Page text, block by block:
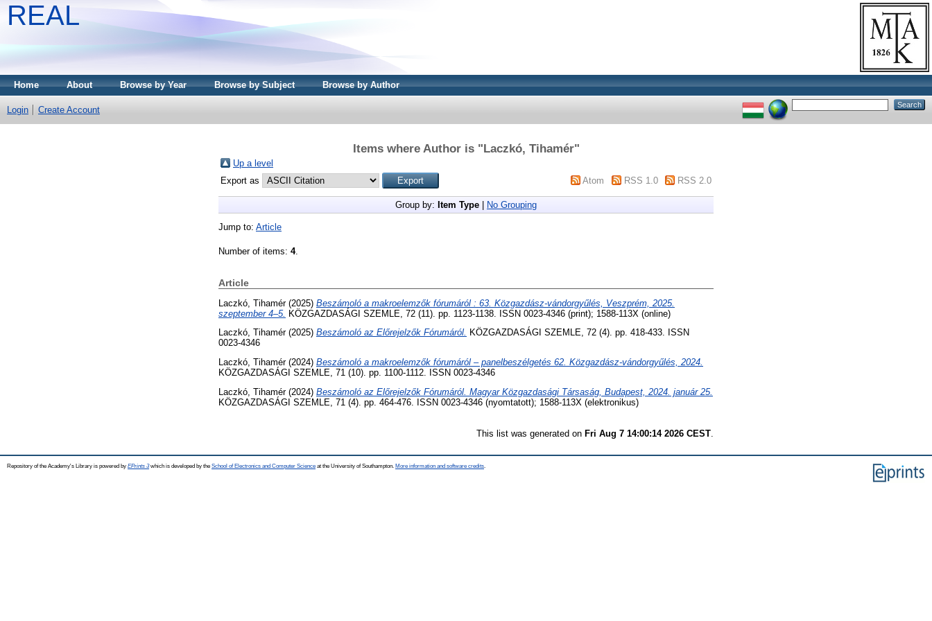
REAL
Home About Browse by Year Browse by Subject Browse by Author
Login Create Account
Items where Author is "Laczkó, Tihamér"
Up a level
Export as
Atom RSS 1.0 RSS 2.0
Group by: Item Type No Grouping
Jump to: Article
Number of items: 4.
Article
Laczkó, Tihamér(2025) Beszámoló a makroelemzők fórumáról : 63. Közgazdász-vándorgyűlés, Veszprém, 2025.
szeptember 4–5. KÖZGAZDASÁGI SZEMLE, 72 (11). pp. 1123-1138. ISSN 0023-4346 (print); 1588-113X (online)
Laczkó, Tihamér(2025) Beszámoló az Előrejelzők Fórumáról. KÖZGAZDASÁGI SZEMLE, 72 (4). pp. 418-433. ISSN
0023-4346
Laczkó, Tihamér(2024) Beszámoló a makroelemzők fórumáról – panelbeszélgetés 62. Közgazdász-vándorgyűlés, 2024.
KÖZGAZDASÁGI SZEMLE, 71 (10). pp. 1100-1112. ISSN 0023-4346
Laczkó, Tihamér(2024) Beszámoló az Előrejelzők Fórumáról. Magyar Közgazdasági Társaság, Budapest, 2024. január 25.
KÖZGAZDASÁGI SZEMLE, 71 (4). pp. 464-476. ISSN 0023-4346 (nyomtatott); 1588-113X (elektronikus)
This list was generated on Fri Aug 7 14:00:14 2026 CEST
Repository of the Academy's Library is powered by EPrints 3which is developed by the School of Electronics and Computer Science at the University of Southampton. More information and software credits